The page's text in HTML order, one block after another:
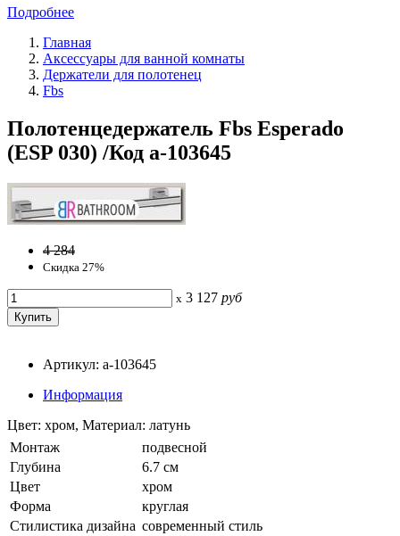
Подробнее
Главная
Аксессуары для ванной комнаты
Держатели для полотенец
Fbs
Полотенцедержатель Fbs Esperado
(ESP 030) /Код a-103645
4 284
Скидка 27%
x 3 127 руб
Артикул: a-103645
Информация
Цвет: хром, Материал: латунь
Монтаж
подвесной
Глубина
6.7 см
Цвет
хром
Форма
круглая
Стилистика дизайна современный стиль